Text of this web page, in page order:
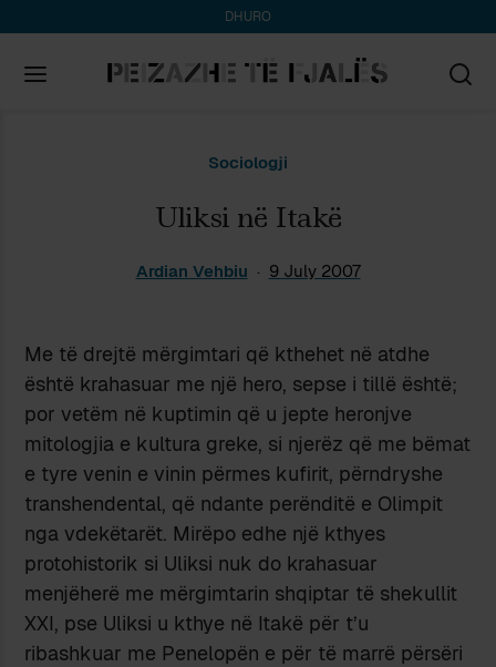
DHURO
Sociologji
Uliksi në Itakë
Ardian Vehbiu 9 July 2007
Me të drejtë mërgimtari që kthehet në atdhe
është krahasuar me një hero, sepse i tillë është;
por vetëm në kuptimin që u jepte heronjve
mitologjia e kultura greke, si njerëz që me bëmat
e tyre venin e vinin përmes kufirit, përndryshe
transhendental, që ndante perënditë e Olimpit
nga vdekëtarët. Mirëpo edhe një kthyes
protohistorik si Uliksi nuk do krahasuar
menjëherë me mërgimtarin shqiptar të shekullit
XXI, pse Uliksi u kthye në Itakë për t’u
ribashkuar me Penelopën e për të marrë përsëri